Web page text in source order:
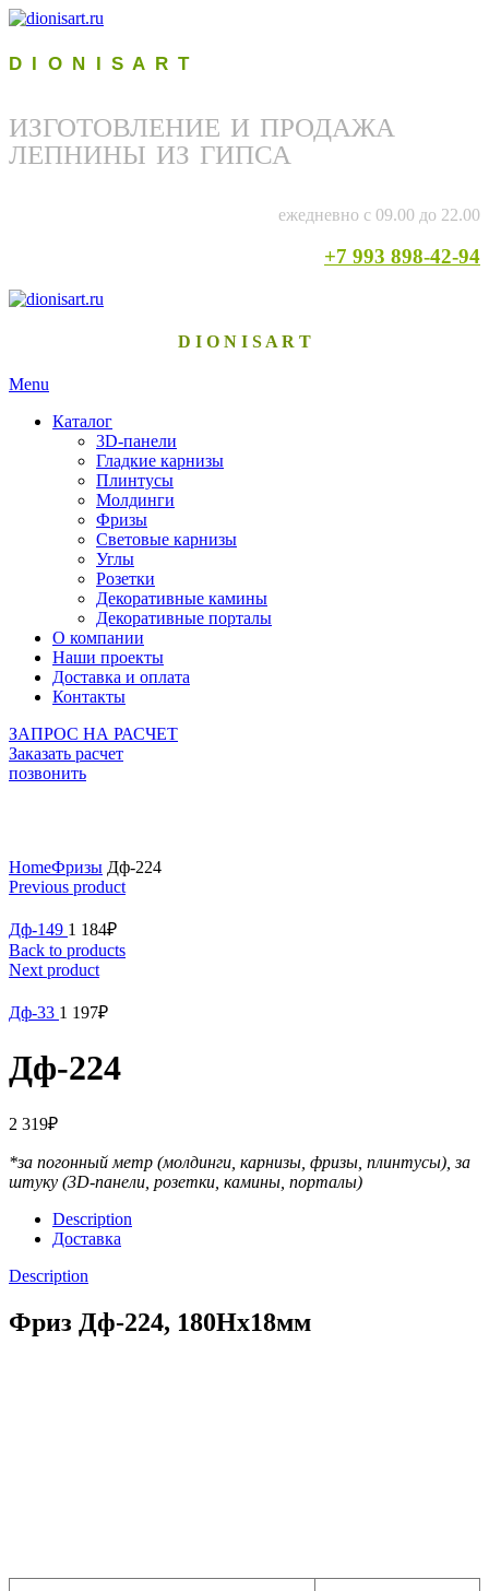
D I O N I S A R T
ИЗГОТОВЛЕНИЕ И ПРОДАЖА
ЛЕПНИНЫ ИЗ ГИПСА
ежедневно с 09.00 до 22.00
+7 993 898-42-94
D I O N I S A R T
Menu
Каталог
3D-панели
Гладкие карнизы
Плинтусы
Молдинги
Фризы
Световые карнизы
Углы
Розетки
Декоративные камины
Декоративные порталы
О компании
Наши проекты
Доставка и оплата
Контакты
ЗАПРОС НА РАСЧЕТ
Заказать расчет
позвонить
HomeФризы Дф-224
Previous product
Дф-149 1 184₽
Back to products
Next product
Дф-33 1 197₽
Дф-224
2 319₽
*за погонный метр (молдинги, карнизы, фризы, плинтусы), за
штуку (3D-панели, розетки, камины, порталы)
Description
Доставка
Description
Фриз Дф-224, 180Hx18мм